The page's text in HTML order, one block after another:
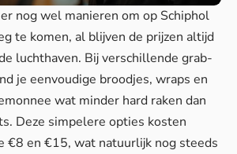
nog wel manieren om op Schiphol
te komen, al blijven de prijzen altijd
luchthaven. Bij verschillende grab-
je eenvoudige broodjes, wraps en
wat minder hard raken dan
Deze simpelere opties kosten
€8 en €15, wat natuurlijk nog steeds